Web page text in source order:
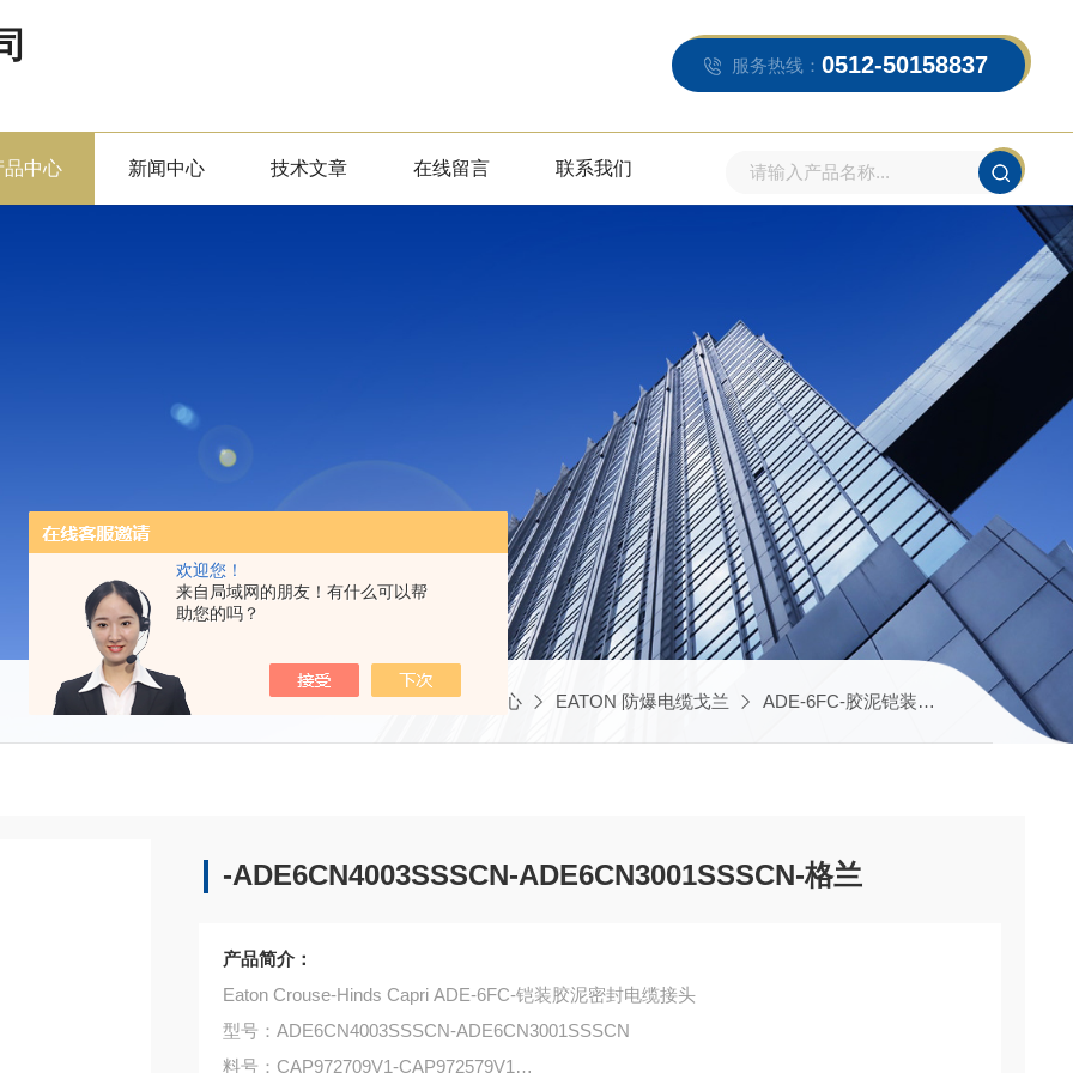
欢迎您！
来自局域网的朋友！有什么可以帮
助您的吗？
服务热线： 0512-50158837
品中心 新闻中心 技术文章 在线留言 联系我们
当前位置：首页 产品中心 EATON 防爆电缆戈兰 ADE-6FC-胶泥铠装格兰
-ADE6CN4003SSSCN-ADE6CN3001SSSCN-格兰
产品简介：
Eaton Crouse-Hinds Capri ADE-6FC-铠装胶泥密封电缆接头
型号：ADE6CN4003SSSCN-ADE6CN3001SSSCN
料号：CAP972709V1-CAP972579V1